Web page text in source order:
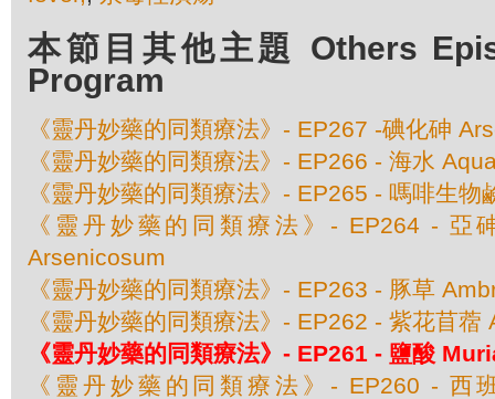
本節目其他主題 Others
Program
《靈丹妙藥的同類療法》- EP267 -碘化砷
《靈丹妙藥的同類療法》- EP266 - 海水
《靈丹妙藥的同類療法》- EP265 - 嗎啡生
《靈丹妙藥的同類療法》- EP264 - 亞
Arsenicosum
《靈丹妙藥的同類療法》- EP263 - 豚草
《靈丹妙藥的同類療法》- EP262 - 紫花苜蓿
《靈丹妙藥的同類療法》- EP261 - 鹽酸
《靈丹妙藥的同類療法》- EP260 - 西